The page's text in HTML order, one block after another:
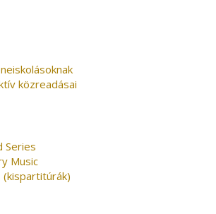
közreadásai
Series
Music
(kispartitúrák)